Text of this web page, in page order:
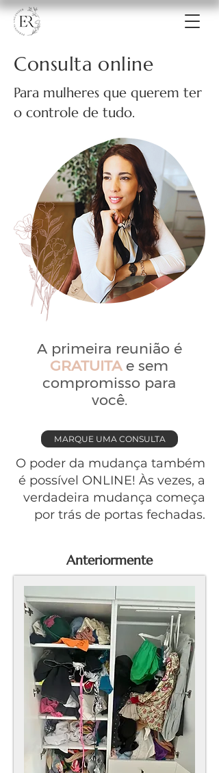
Consulta online
Para mulheres que querem ter
o controle de tudo.
A primeira reunião é
GRATUITA e sem
compromisso para
você.
MARQUE UMA CONSULTA
O poder da mudança também
é possível ONLINE! Às vezes, a
verdadeira mudança começa
por trás de portas fechadas.
Anteriormente